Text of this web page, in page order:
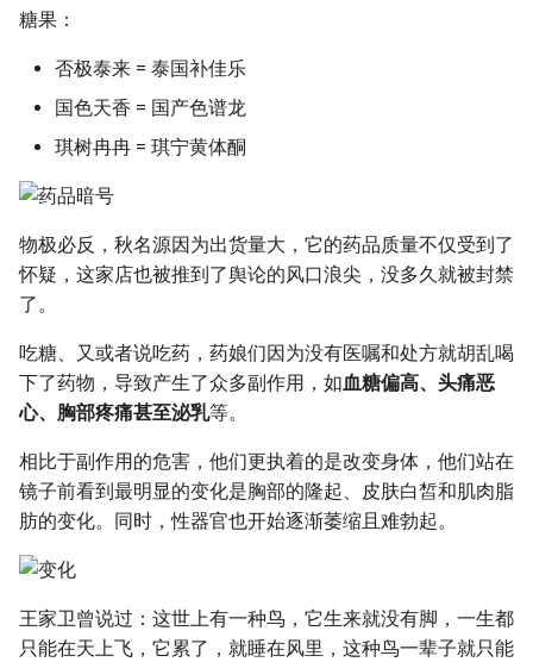
糖果：
否极泰来 = 泰国补佳乐
国色天香 = 国产色谱龙
琪树冉冉 = 琪宁黄体酮
物极必反，秋名源因为出货量大，它的药品质量不仅受到了
怀疑，这家店也被推到了舆论的风口浪尖，没多久就被封禁
了。
吃糖、又或者说吃药，药娘们因为没有医嘱和处方就胡乱喝
下了药物，导致产生了众多副作用，如血糖偏高、头痛恶
心、胸部疼痛甚至泌乳等。
相比于副作用的危害，他们更执着的是改变身体，他们站在
镜子前看到最明显的变化是胸部的隆起、皮肤白皙和肌肉脂
肪的变化。同时，性器官也开始逐渐萎缩且难勃起。
王家卫曾说过：这世上有一种鸟，它生来就没有脚，一生都
只能在天上飞，它累了，就睡在风里，这种鸟一辈子就只能